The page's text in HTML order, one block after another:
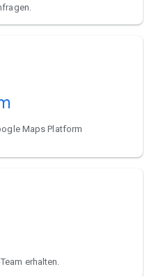
Maps Platform
erhalten.